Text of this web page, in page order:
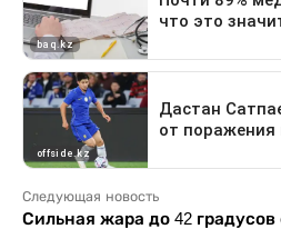
Следующая новость
Сильная жара до 42